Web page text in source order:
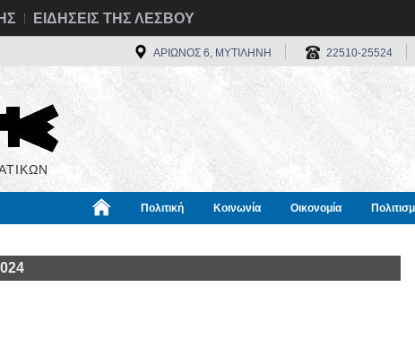
ΕΙΔΗΣΕΙΣ ΤΗΣ ΛΕΣΒΟΥ
ΑΡΙΩΝΟΣ 6, ΜΥΤΙΛΗΝΗ 22510-25524
Πολιτική Κοινωνία Οικονομία